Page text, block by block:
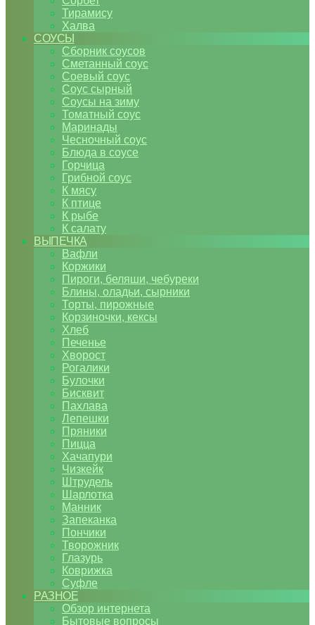
Тирамису
Халва
СОУСЫ
Сборник соусов
Сметанный соус
Соевый соус
Соус сырный
Соусы на зиму
Томатный соус
Маринады
Чесночный соус
Блюда в соусе
Горчица
Грибной соус
К мясу
К птице
К рыбе
К салату
ВЫПЕЧКА
Вафли
Коржики
Пироги, беляши, чебуреки
Блины, оладьи, сырники
Торты, пирожные
Корзиночки, кексы
Хлеб
Печенье
Хворост
Рогалики
Булочки
Бисквит
Пахлава
Лепешки
Пряники
Пицца
Хачапури
Чизкейк
Штрудель
Шарлотка
Манник
Запеканка
Пончики
Творожник
Глазурь
Коврижка
Суфле
РАЗНОЕ
Обзор интернета
Бытовые вопросы